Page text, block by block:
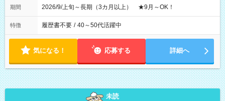
期間 2026/9/上旬～長期（3カ月以上） ★9月～OK！
特徴 履歴書不要 / 40～50代活躍中
気になる！ 応募する 詳細へ
未読